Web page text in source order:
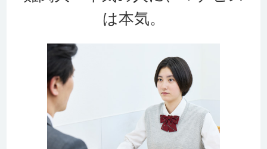
は本気。